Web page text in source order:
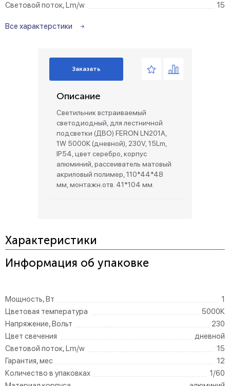
Световой поток, Lm/w
15
Все характерстики
Заказать
Описание
Светильник встраиваемый
светодиодный, для лестничной
подсветки (ДВО) FERON LN201A,
1W 5000К (дневной), 230V, 15Lm,
IP54, цвет серебро, корпус
алюминий, рассеиватель матовый
акриловый полимер, 110*44*48
мм, монтажн.отв. 41*104 мм.
Характеристики
Информация об упаковке
Мощность, Вт
1
Цветовая температура
5000К
Напряжение, Вольт
230
Цвет свечения
дневной
Световой поток, Lm/w
15
Гарантия, мес
12
Количество в упаковках
1/60